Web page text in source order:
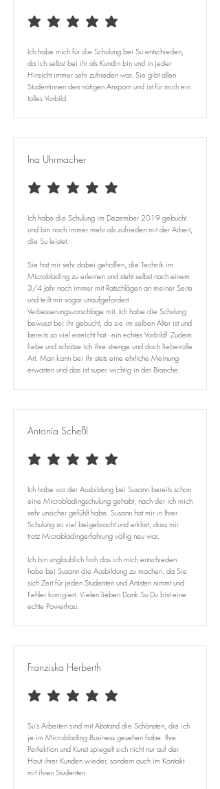
durchschnittliches Rating ist 5 von 5
Ich habe mich für die Schulung bei Su entschieden,
da ich selbst bei ihr als Kundin bin und in jeder
Hinsicht immer sehr zufrieden war. Sie gibt allen
Studentinnen den nötigen Ansporn und ist für mich ein
tolles Vorbild.
Ina Uhrmacher
durchschnittliches Rating ist 5 von 5
Ich habe die Schulung im Dezember 2019 gebucht
und bin noch immer mehr als zufrieden mit der Arbeit,
die Su leistet.
Sie hat mir sehr dabei geholfen, die Technik im
Microblading zu erlernen und steht selbst nach einem
3/4 Jahr noch immer mit Ratschlägen an meiner Seite
und teilt mir sogar unaufgefordert
Verbesserungsvorschläge mit. Ich habe die Schulung
bewusst bei ihr gebucht, da sie im selben Alter ist und
bereits so viel erreicht hat - ein echtes Vorbild! Zudem
liebe und schätze ich ihre strenge und doch liebevolle
Art. Man kann bei ihr stets eine ehrliche Meinung
erwarten und das ist super wichtig in der Branche.
Antonia Scheßl
durchschnittliches Rating ist 5 von 5
Ich habe vor der Ausbildung bei Susann bereits schon
eine Microbladingschulung gehabt, nach der ich mich
sehr unsicher gefühlt habe. Susann hat mir in Ihrer
Schulung so viel beigebracht und erklärt, dass mir
trotz Microbladingerfahrung völlig neu war. ​
Ich bin unglaublich froh das ich mich entschieden
habe bei Susann die Ausbildung zu machen, da Sie
sich Zeit für jeden Studenten und Artisten nimmt und
Fehler korrigiert. Vielen lieben Dank Su Du bist eine
echte Powerfrau.
Franziska Herberth
durchschnittliches Rating ist 5 von 5
Su's Arbeiten sind mit Abstand die Schönsten, die ich
je im Microblading Business gesehen habe. Ihre
Perfektion und Kunst spiegelt sich nicht nur auf der
Haut ihrer Kunden wieder, sondern auch im Kontakt
mit ihren Studenten.